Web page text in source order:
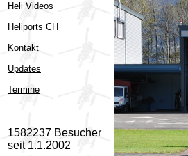
Heli Videos
Heliports CH
Kontakt
Updates
Termine
1582237 Besucher
seit 1.1.2002